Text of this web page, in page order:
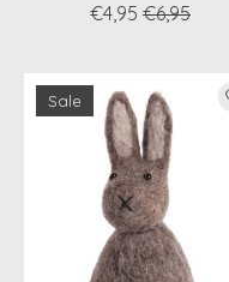
€4,95 €6,95
Sale